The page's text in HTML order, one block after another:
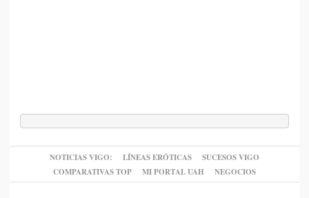
NOTICIAS VIGO: LÍNEAS ERÓTICAS
SUCESOS VIGO
COMPARATIVAS TOP
MI PORTAL UAH NEGOCIOS